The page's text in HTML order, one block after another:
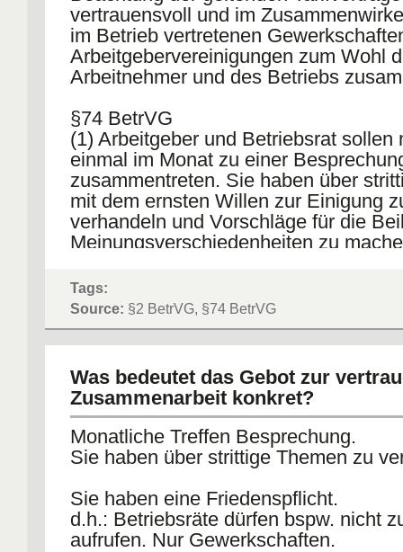
vertrauensvoll und im
im Betrieb vertretenen
Arbeitgebervereinigungen zum Wohl
Arbeitnehmer und des Betriebs
§74 BetrVG
(1) Arbeitgeber und Betriebsrat sollen
einmal im Monat zu einer
zusammentreten. Sie haben über
mit dem ernsten Willen zur Einigung
verhandeln und Vorschläge für die
Meinungsverschiedenheiten zu
Tags:
Source: §2 BetrVG, §74 BetrVG
Was bedeutet das Gebot zur
Zusammenarbeit konkret?
Monatliche Treffen Besprechung.
Sie haben über strittige Themen zu
Sie haben eine Friedenspflicht.
d.h.: Betriebsräte dürfen bspw. nicht
aufrufen. Nur Gewerkschaften.